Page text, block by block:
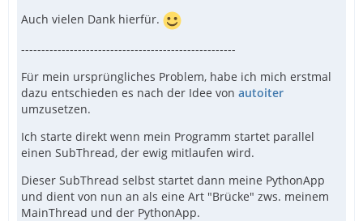
Auch vielen Dank hierfür.
-----------------------------------------------------
Für mein ursprüngliches Problem, habe ich mich erstmal
dazu entschieden es nach der Idee von autoiter
umzusetzen.
Ich starte direkt wenn mein Programm startet parallel
einen SubThread, der ewig mitlaufen wird.
Dieser SubThread selbst startet dann meine PythonApp
und dient von nun an als eine Art "Brücke" zws. meinem
MainThread und der PythonApp.